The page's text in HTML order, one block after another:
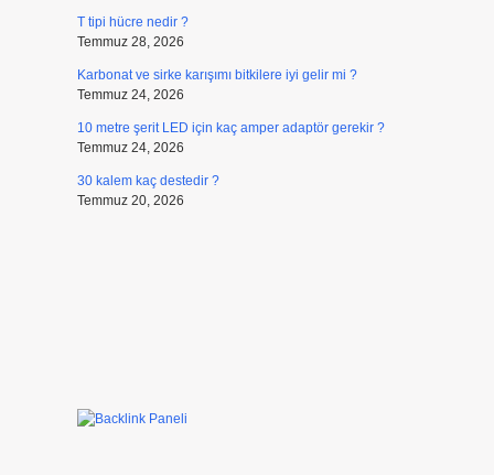
T tipi hücre nedir ?
Temmuz 28, 2026
Karbonat ve sirke karışımı bitkilere iyi gelir mi ?
Temmuz 24, 2026
10 metre şerit LED için kaç amper adaptör gerekir ?
Temmuz 24, 2026
30 kalem kaç destedir ?
Temmuz 20, 2026